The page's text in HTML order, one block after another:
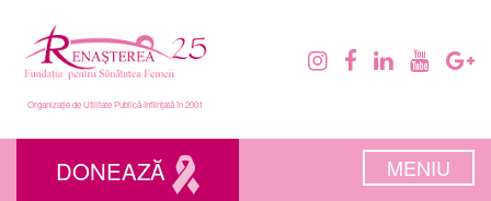
Organizație de Utilitate Publică înființată în 2001
DONEAZĂ MENIU